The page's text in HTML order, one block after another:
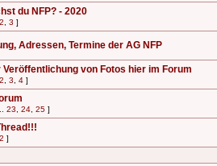
du NFP? - 2020
2 3 ]
Adressen, Termine der AG NFP
von Fotos hier im Forum
2 3 4 ]
23 24 25 ]
2 ]